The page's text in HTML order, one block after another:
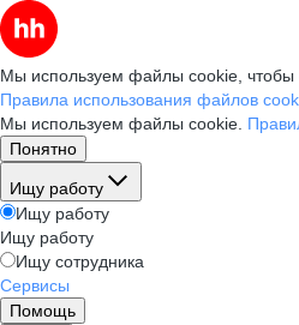
Мы используем файлы cookie, чтобы
Правила использования файлов
Мы используем файлы cookie.
Понятно
Ищу работу
Ищу работу
Ищу работу
Ищу сотрудника
Сервисы
Помощь